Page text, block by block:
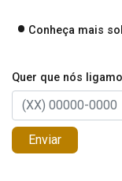
Conheça mais
Quer que nós
Enviar